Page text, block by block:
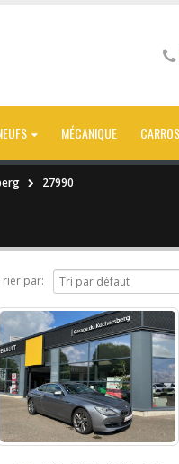
MÉCANIQUE
27990
par: